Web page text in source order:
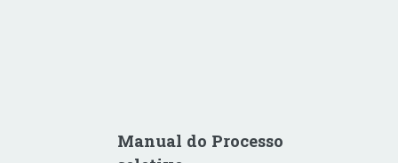
Manual do Processo